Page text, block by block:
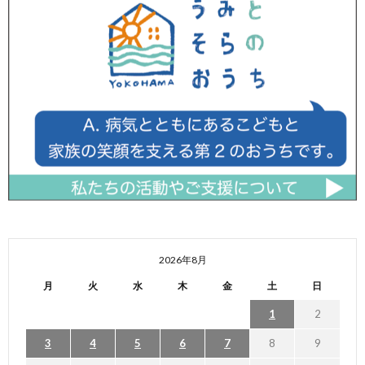
2026年8月
月 火 水 木 金 土 日
1 2
3 4 5 6 7 8 9